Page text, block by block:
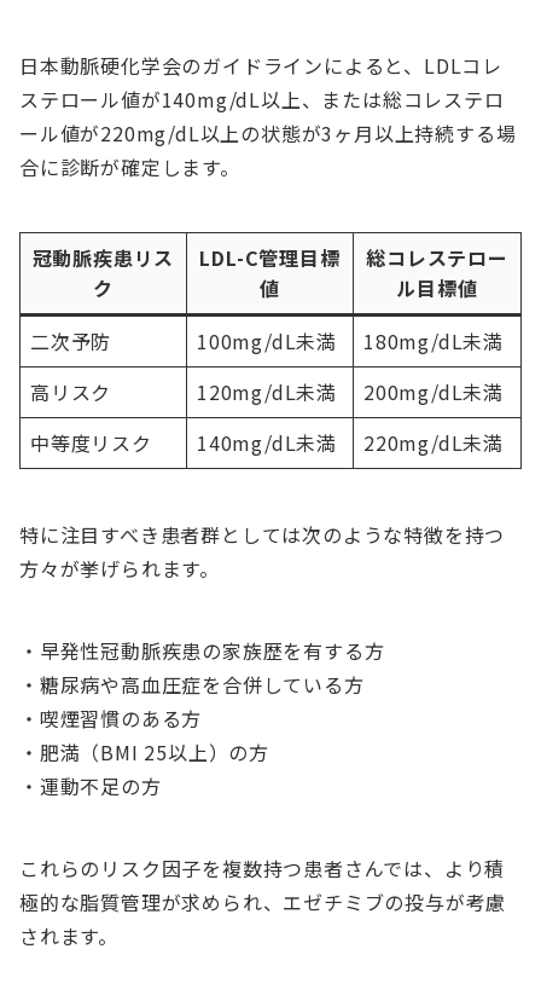
日本動脈硬化学会のガイドラインによると、LDLコレ
ステロール値が140mg/dL以上、または総コレステロ
ール値が220mg/dL以上の状態が3ヶ月以上持続する場
合に診断が確定します。
冠動脈疾患リス
ク
LDL-C管理目標
値
総コレステロー
ル目標値
二次予防
100mg/dL未満
180mg/dL未満
高リスク
120mg/dL未満
200mg/dL未満
中等度リスク
140mg/dL未満 220mg/dL未満
特に注目すべき患者群としては次のような特徴を持つ
方々が挙げられます。
・早発性冠動脈疾患の家族歴を有する方
・糖尿病や高血圧症を合併している方
・喫煙習慣のある方
・肥満（BMI 25以上）の方
・運動不足の方
これらのリスク因子を複数持つ患者さんでは、より積
極的な脂質管理が求められ、エゼチミブの投与が考慮
されます。